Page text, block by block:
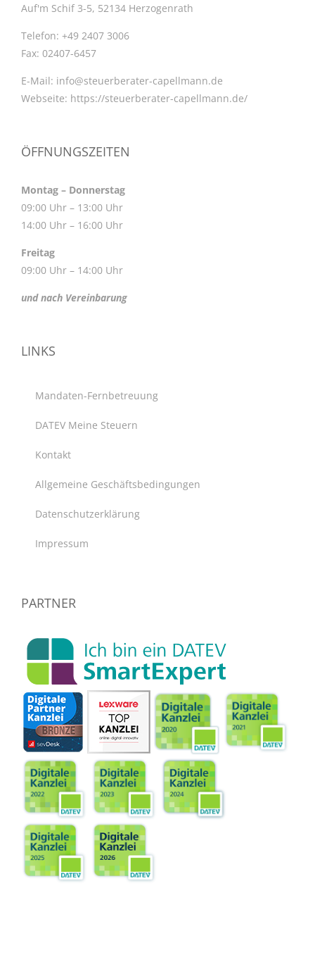
Auf'm Schif 3-5, 52134 Herzogenrath
Telefon: +49 2407 3006
Fax: 02407-6457
E-Mail: info@steuerberater-capellmann.de
Webseite: https://steuerberater-capellmann.de/
ÖFFNUNGSZEITEN
Montag – Donnerstag
09:00 Uhr – 13:00 Uhr
14:00 Uhr – 16:00 Uhr
Freitag
09:00 Uhr – 14:00 Uhr
und nach Vereinbarung
LINKS
Mandaten-Fernbetreuung
DATEV Meine Steuern
Kontakt
Allgemeine Geschäftsbedingungen
Datenschutzerklärung
Impressum
PARTNER